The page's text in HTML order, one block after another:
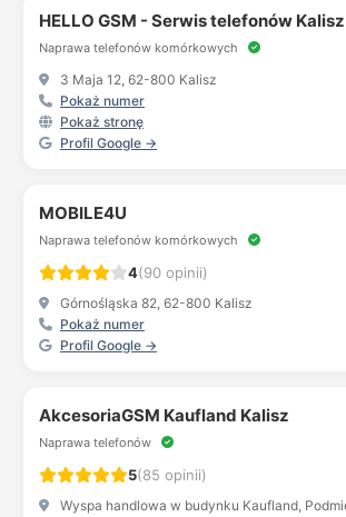
HELLO GSM - Serwis telefonów Kalisz
Naprawa telefonów komórkowych
3 Maja 12, 62-800 Kalisz
Pokaż numer
Pokaż stronę
Profil Google →
MOBILE4U
Naprawa telefonów komórkowych
4(90 opinii)
Górnośląska 82, 62-800 Kalisz
Pokaż numer
Profil Google →
AkcesoriaGSM Kaufland Kalisz
Naprawa telefonów
5(85 opinii)
Wyspa handlowa w budynku Kaufland,